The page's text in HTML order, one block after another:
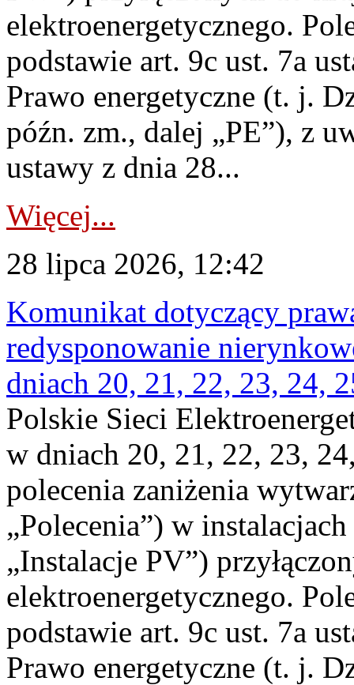
elektroenergetycznego.
podstawie art. 9c ust. 7a
Prawo energetyczne (t. j.
późn. zm., dalej „PE”), z
ustawy z dnia 28...
Więcej...
28 lipca 2026, 12:42
Komunikat dotyczący
redysponowanie
dniach 20, 21, 22, 23, 24,
Polskie Sieci
w dniach 20, 21, 22, 23,
polecenia zaniżenia
„Polecenia”) w
„Instalacje PV”)
elektroenergetycznego.
podstawie art. 9c ust. 7a
Prawo energetyczne (t. j.